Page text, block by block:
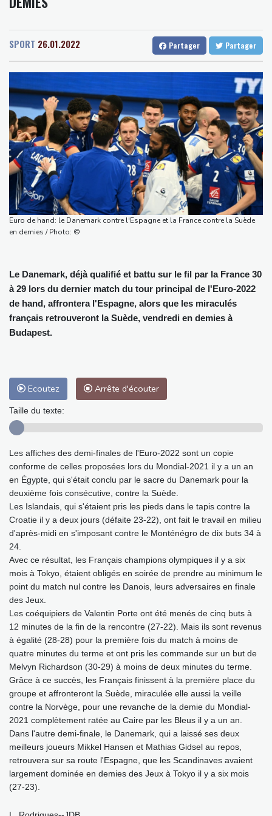
Senegal
Haiti
23 °C Madagascar
23 °C
Cayenne
21 °C
French Guiana
20 °C
Bruxelles
Vancouver
16 °C
Monte-Carlo
30 °C
ans de défier le temps
au quotidien
Une photojournaliste de l'AFP blessée par Israël honorée lors
d'une cérémonie pour la liberté de la presse
Guatemala: fin de l'éruption du volcan de Fuego, les évacués
rentrent chez eux
Le Rhin s'assèche, l'industrie allemande en quête de solutions
Paris vole vers des Everests boursiers en attendant un accord
pour Ormuz
Venezuela: la gauche se fissure face à la proximité avec les
Etats-Unis
Meta se lance sur le marché des logiciels écrits par l'IA, dominé
par Anthropic et OpenAI
SPORT 26.01.2022 Partager Partager
Euro de hand: le Danemark contre l'Espagne et la France contre la Suède
en demies / Photo: ©
Le Danemark, déjà qualifié et battu sur le fil par la France 30
à 29 lors du dernier match du tour principal de l'Euro-2022
de hand, affrontera l'Espagne, alors que les miraculés
français retrouveront la Suède, vendredi en demies à
Budapest.
Ecoutez Arrête d'écouter
Taille du texte:
Les affiches des demi-finales de l'Euro-2022 sont un copie
conforme de celles proposées lors du Mondial-2021 il y a un an
en Égypte, qui s'était conclu par le sacre du Danemark pour la
deuxième fois consécutive, contre la Suède.
Les Islandais, qui s'étaient pris les pieds dans le tapis contre la
Croatie il y a deux jours (défaite 23-22), ont fait le travail en milieu
d'après-midi en s'imposant contre le Monténégro de dix buts 34 à
24.
Avec ce résultat, les Français champions olympiques il y a six
mois à Tokyo, étaient obligés en soirée de prendre au minimum le
point du match nul contre les Danois, leurs adversaires en finale
des Jeux.
Les coéquipiers de Valentin Porte ont été menés de cinq buts à
12 minutes de la fin de la rencontre (27-22). Mais ils sont revenus
à égalité (28-28) pour la première fois du match à moins de
quatre minutes du terme et ont pris les commande sur un but de
Melvyn Richardson (30-29) à moins de deux minutes du terme.
Grâce à ce succès, les Français finissent à la première place du
groupe et affronteront la Suède, miraculée elle aussi la veille
contre la Norvège, pour une revanche de la demie du Mondial-
2021 complètement ratée au Caire par les Bleus il y a un an.
Dans l'autre demi-finale, le Danemark, qui a laissé ses deux
meilleurs joueurs Mikkel Hansen et Mathias Gidsel au repos,
retrouvera sur sa route l'Espagne, que les Scandinaves avaient
largement dominée en demies des Jeux à Tokyo il y a six mois
(27-23).